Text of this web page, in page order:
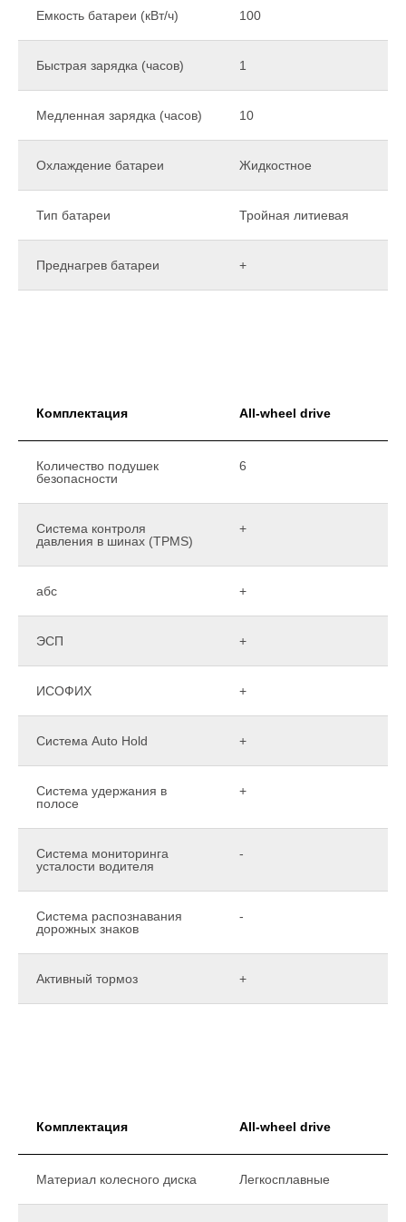
Емкость батареи (кВт/ч) 100
Быстрая зарядка (часов) 1
Медленная зарядка (часов) 10
Охлаждение батареи Жидкостное
Тип батареи Тройная литиевая
Преднагрев батареи +
Комплектация All-wheel drive
Количество подушек
безопасности
6
Система контроля
давления в шинах (TPMS)
+
абс +
ЭСП +
ИСОФИХ +
Система Auto Hold +
Система удержания в
полосе
+
Система мониторинга
усталости водителя
-
Система распознавания
дорожных знаков
-
Активный тормоз +
Комплектация All-wheel drive
Материал колесного диска Легкосплавные